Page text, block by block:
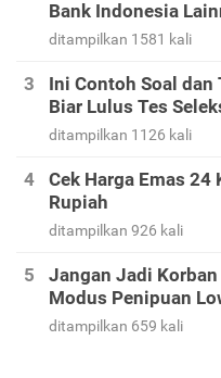
Bank Indonesia
ditampilkan 1581 kali
Ini Contoh Soal
Biar Lulus Tes
ditampilkan 1126 kali
Cek Harga Emas 24
Rupiah
ditampilkan 926 kali
Jangan Jadi
Modus Penipuan
ditampilkan 659 kali